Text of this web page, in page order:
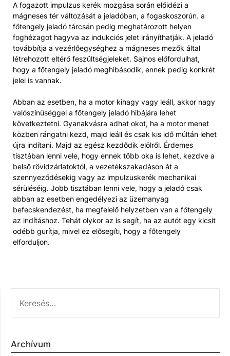
A fogazott impulzus kerék mozgása során előidézi a
mágneses tér változását a jeladóban, a fogaskoszorún. a
főtengely jeladó tárcsán pedig meghatározott helyen
foghézagot hagyva az indukciós jelet irányíthatják. A jeladó
továbbítja a vezérlőegységhez a mágneses mezők által
létrehozott eltérő feszültségjeleket. Sajnos előfordulhat,
hogy a főtengely jeladó meghibásodik, ennek pedig konkrét
jelei is vannak.
Abban az esetben, ha a motor kihagy vagy leáll, akkor nagy
valószínűséggel a főtengely jeladó hibájára lehet
következtetni. Gyanakvásra adhat okot, ha a motor menet
közben rángatni kezd, majd leáll és csak kis idő múltán lehet
újra indítani. Majd az egész kezdődik elölről. Érdemes
tisztában lenni vele, hogy ennek több oka is lehet, kezdve a
belső rövidzárlatoktól, a vezetékszakadáson át a
szennyeződésekig vagy az impulzuskerék mechanikai
sérüléséig. Jobb tisztában lenni vele, hogy a jeladó csak
abban az esetben engedélyezi az üzemanyag
befecskendezést, ha megfelelő helyzetben van a főtengely
az indításhoz. Tehát olykor az is segít, ha az autót egy kicsit
odébb gurítja, mivel ez elősegíti, hogy a főtengely
elforduljon.
Archívum